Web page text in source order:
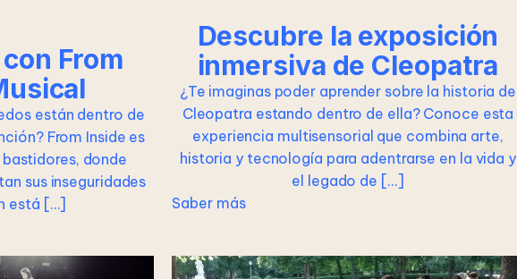
From
están dentro de
From Inside es
donde
sus inseguridades
está […]
Descubre la exposición
inmersiva de Cleopatra
¿Te imaginas poder aprender sobre la historia de
Cleopatra estando dentro de ella? Conoce esta
experiencia multisensorial que combina arte,
historia y tecnología para adentrarse en la vida y
el legado de […]
Saber más